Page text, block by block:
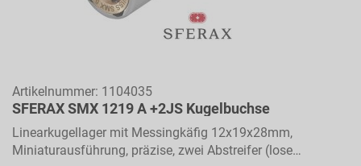
Artikelnummer: 1104035
SFERAX SMX 1219 A +2JS Kugelbuchse
Linearkugellager mit Messingkäfig 12x19x28mm,
Miniaturausführung, präzise, zwei Abstreifer (lose